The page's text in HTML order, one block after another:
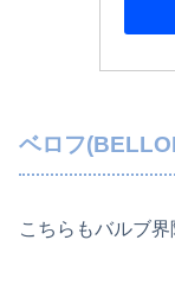
ベロフ
こちらもバルブ界